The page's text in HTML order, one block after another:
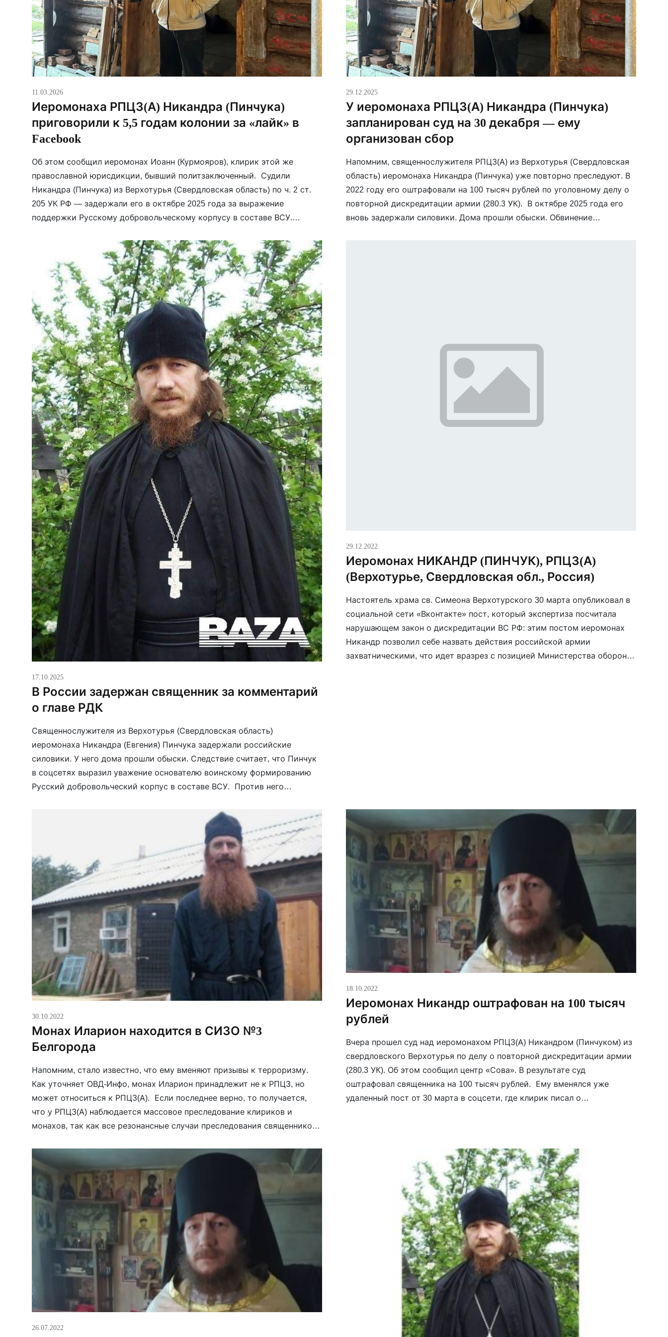
11.03.2026
Иеромонаха РПЦЗ(А) Никандра (Пинчука)
приговорили к 5,5 годам колонии за «лайк» в
Facebook
Об этом сообщил иеромонах Иоанн (Курмояров), клирик этой же
православной юрисдикции, бывший политзаключенный. Судили
Никандра (Пинчука) из Верхотурья (Свердловская область) по ч. 2 ст.
205 УК РФ — задержали его в октябре 2025 года за выражение
поддержки Русскому добровольческому корпусу в составе ВСУ.
Иоанн, суд прошел […]
29.12.2025
У иеромонаха РПЦЗ(А) Никандра (Пинчука)
запланирован суд на 30 декабря — ему
организован сбор
Напомним, священнослужителя РПЦЗ(А) из Верхотурья (Свердловская
область) иеромонаха Никандра (Пинчука) уже повторно преследуют. В
2022 году его оштрафовали на 100 тысяч рублей по уголовному делу о
повторной дискредитации армии (280.3 УК). В октябре 2025 года его
вновь задержали силовики. Дома прошли обыски. Обвинение
17.10.2025
В России задержан священник за комментарий
о главе РДК
Священнослужителя из Верхотурья (Свердловская область)
иеромонаха Никандра (Евгения) Пинчука задержали российские
силовики. У него дома прошли обыски. Следствие считает, что Пинчук
в соцсетях выразил уважение основателю воинскому формированию
Русский добровольческий корпус в составе ВСУ. Против него
терроризма либо его пропаганде. 17 октября Верхотурский городской
29.12.2022
Иеромонах НИКАНДР (ПИНЧУК), РПЦЗ(А)
(Верхотурье, Свердловская обл., Россия)
Настоятель храма св. Симеона Верхотурского 30 марта опубликовал в
социальной сети «Вконтакте» пост, который экспертиза посчитала
нарушающем закон о дискредитации ВС РФ: этим постом иеромонах
Никандр позволил себе назвать действия российской армии
захватническими, что идет вразрез с позицией Министерства обороны.
30.10.2022
Монах Иларион находится в СИЗО №3
Белгорода
Напомним, стало известно, что ему вменяют призывы к терроризму.
Как уточняет ОВД-Инфо, монах Иларион принадлежит не к РПЦЗ, но
может относиться к РПЦЗ(А). Если последнее верно, то получается,
что у РПЦЗ(А) наблюдается массовое преследование клириков и
монахов, так как все резонансные случаи преследования священников
высказывания связаны непосредственно […]
18.10.2022
Иеромонах Никандр оштрафован на 100 тысяч
рублей
Вчера прошел суд над иеромонахом РПЦЗ(А) Никандром (Пинчуком) из
свердловского Верхотурья по делу о повторной дискредитации армии
(280.3 УК). Об этом сообщил центр «Сова». В результате суд
оштрафовал священника на 100 тысяч рублей. Ему вменялся уже
удаленный пост от 30 марта в соцсети, где клирик писал о
26.07.2022